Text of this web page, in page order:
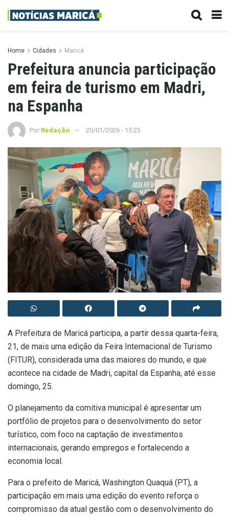
Home Cidades Maricá
Prefeitura anuncia participação
em feira de turismo em Madri,
na Espanha
Por Redação 20/01/2026 - 15:23
A Prefeitura de Maricá participa, a partir dessa quarta-feira,
21, de mais uma edição da Feira Internacional de Turismo
(FITUR), considerada uma das maiores do mundo, e que
acontece na cidade de Madri, capital da Espanha, até esse
domingo, 25.
O planejamento da comitiva municipal é apresentar um
portfólio de projetos para o desenvolvimento do setor
turístico, com foco na captação de investimentos
internacionais, gerando empregos e fortalecendo a
economia local.
Para o prefeito de Maricá, Washington Quaquá (PT), a
participação em mais uma edição do evento reforça o
compromisso da atual gestão com o desenvolvimento do